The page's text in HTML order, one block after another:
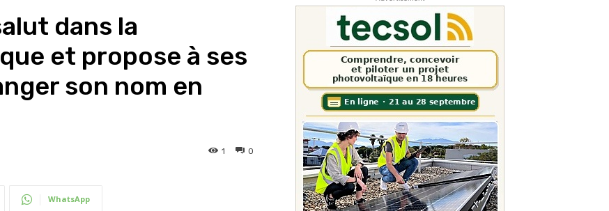
dans la
et propose à ses
son nom en
0
1
WhatsApp